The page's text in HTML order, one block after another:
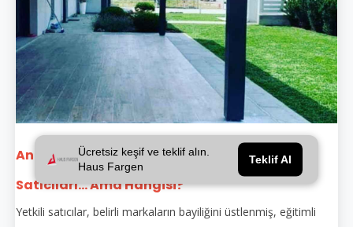
Ücretsiz keşif ve teklif alın.
Haus Fargen
Teklif Al
Anadolufeneri Bioklimatik Pergola Yetkili
Satıcıları... Ama Hangisi?
Yetkili satıcılar, belirli markaların bayiliğini üstlenmiş, eğitimli